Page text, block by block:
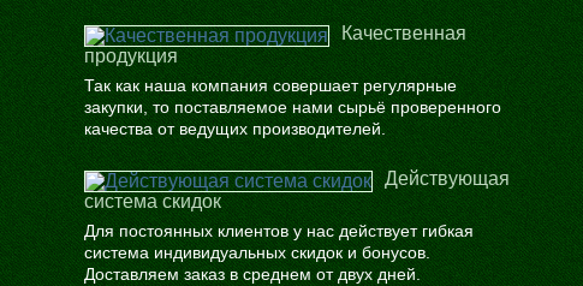
Качественная
продукция
Так как наша компания совершает регулярные
закупки, то поставляемое нами сырьё проверенного
качества от ведущих производителей.
Действующая
система скидок
Для постоянных клиентов у нас действует гибкая
система индивидуальных скидок и бонусов.
Доставляем заказ в среднем от двух дней.